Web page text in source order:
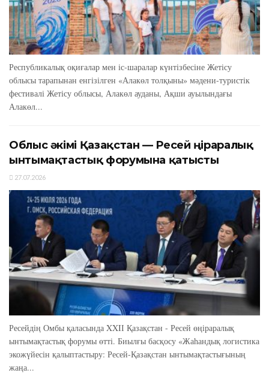
Республикалық оқиғалар мен іс-шаралар күнтізбесіне Жетісу
облысы тарапынан енгізілген «Алакөл толқыны» мәдени-туристік
фестивалі Жетісу облысы, Алакөл ауданы, Ақши ауылындағы
Алакөл...
Облыс әкімі Қазақстан — Ресей өңіраралық
ынтымақтастық форумына қатысты
27.07.2026
Ресейдің Омбы қаласында XXIІ Қазақстан - Ресей өңіраралық
ынтымақтастық форумы өтті. Биылғы басқосу «Жаһандық логистика
экожүйесін қалыптастыру: Ресей-Қазақстан ынтымақтастығының
жаңа...